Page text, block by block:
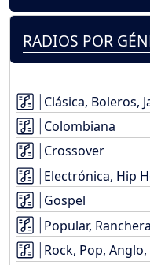
RADIOS POR
Clásica, Boleros,
Colombiana
Crossover
Electrónica, Hip
Gospel
Popular,
Rock, Pop,